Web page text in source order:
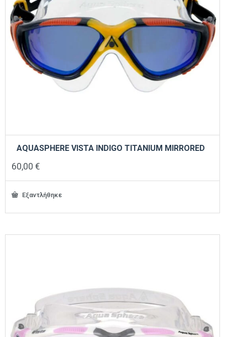
AQUASPHERE VISTA INDIGO TITANIUM MIRRORED
60,00 €
Εξαντλήθηκε